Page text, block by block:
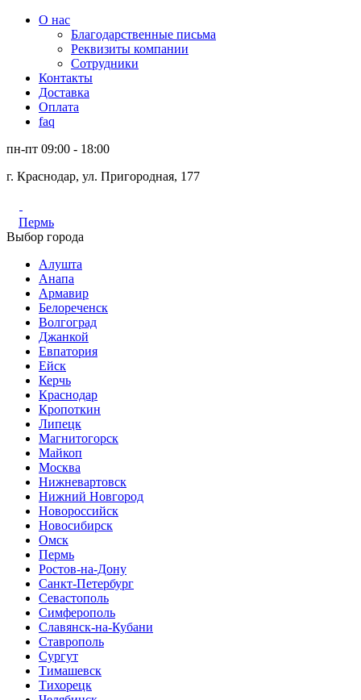
О нас
Благодарственные письма
Реквизиты компании
Сотрудники
Контакты
Доставка
Оплата
faq
пн-пт 09:00 - 18:00
г. Краснодар, ул. Пригородная, 177
Пермь
Выбор города
Алушта
Анапа
Армавир
Белореченск
Волгоград
Джанкой
Евпатория
Ейск
Керчь
Краснодар
Кропоткин
Липецк
Магнитогорск
Майкоп
Москва
Нижневартовск
Нижний Новгород
Новороссийск
Новосибирск
Омск
Пермь
Ростов-на-Дону
Санкт-Петербург
Севастополь
Симферополь
Славянск-на-Кубани
Ставрополь
Сургут
Тимашевск
Тихорецк